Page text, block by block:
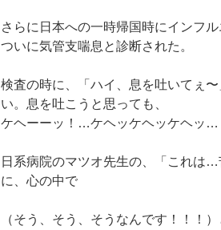
さらに日本への一時帰国時にインフ
ついに気管支喘息と診断された。
検査の時に、「ハイ、息を吐いてぇ
い。息を吐こうと思っても、
ケヘーーッ！…ケヘッケヘッケヘッ…
日系病院のマツオ先生の、「これは
に、心の中で
（そう、そう、そうなんです！！！